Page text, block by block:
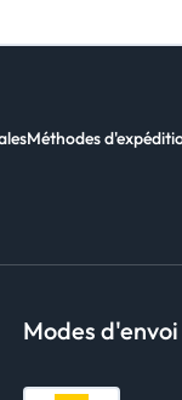
Méthodes
Modes d'envoi